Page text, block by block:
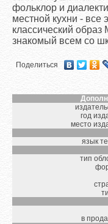
фольклор и
местной кухни - все
классический
знакомый всем со
Поделиться
год
место
язык
тип
в